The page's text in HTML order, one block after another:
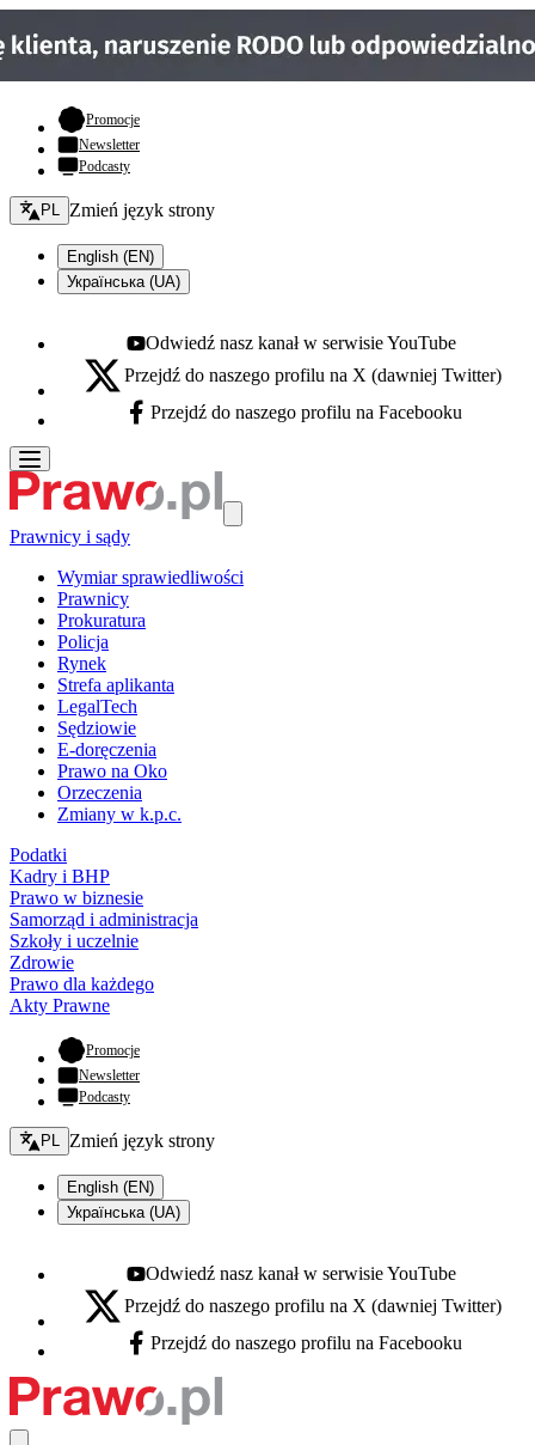
Promocje- otwiera się w nowej karcie
Newsletter
Podcasty
Zmień język - bieżący:
PL Zmień język strony
English (EN)
Українська (UA)
Youtube - otwiera się w nowej karcie
Odwiedź nasz kanał w serwisie YouTube
X - otwiera się w nowej karcie
Przejdź do naszego profilu na X (dawniej Twitter)
Facebook - otwiera się w nowej karcie
Przejdź do naszego profilu na Facebooku
Prawnicy i sądy
Wymiar sprawiedliwości
Prawnicy
Prokuratura
Policja
Rynek
Strefa aplikanta
LegalTech
Sędziowie
E-doręczenia
Prawo na Oko
Orzeczenia
Zmiany w k.p.c.
Podatki
Kadry i BHP
Prawo w biznesie
Samorząd i administracja
Szkoły i uczelnie
Zdrowie
Prawo dla każdego
Akty Prawne
Promocje- otwiera się w nowej karcie
Newsletter
Podcasty
Zmień język - bieżący:
PL Zmień język strony
English (EN)
Українська (UA)
Youtube - otwiera się w nowej karcie
Odwiedź nasz kanał w serwisie YouTube
X - otwiera się w nowej karcie
Przejdź do naszego profilu na X (dawniej Twitter)
Facebook - otwiera się w nowej karcie
Przejdź do naszego profilu na Facebooku